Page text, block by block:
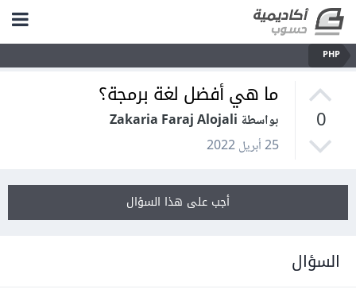
PHP
0
ما هي أفضل لغة برمجة؟
بواسطة Zakaria Faraj Alojali
25 أبريل 2022
أجب على هذا السؤال
السؤال